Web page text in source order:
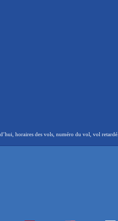
horaires des vols, numéro du vol, vol retardé.